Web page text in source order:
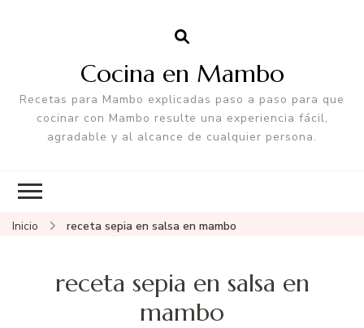
Cocina en Mambo
Recetas para Mambo explicadas paso a paso para que
cocinar con Mambo resulte una experiencia fácil,
agradable y al alcance de cualquier persona.
Inicio receta sepia en salsa en mambo
receta sepia en salsa en
mambo